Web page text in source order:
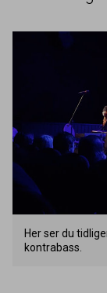
Her ser du
kontrabass.